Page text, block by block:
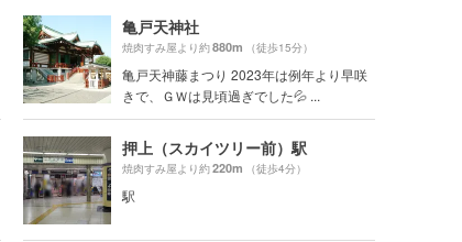
亀戸天神社
焼肉すみ屋より約880m （徒歩15分）
亀戸天神藤まつり 2023年は例年より早咲
きで、ＧＷは見頃過ぎでした💦 ...
押上（スカイツリー前）駅
焼肉すみ屋より約220m （徒歩4分）
駅